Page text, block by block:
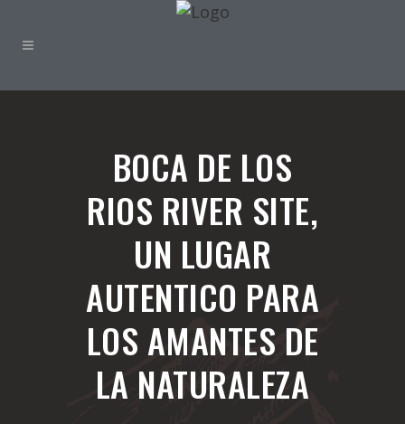
BOCA DE LOS
RIOS RIVER SITE,
UN LUGAR
AUTENTICO PARA
LOS AMANTES DE
LA NATURALEZA